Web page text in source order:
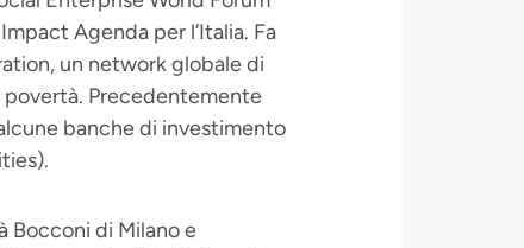
Agenda per l’Italia. Fa
un network globale di
povertà. Precedentemente
banche di investimento
Bocconi di Milano e